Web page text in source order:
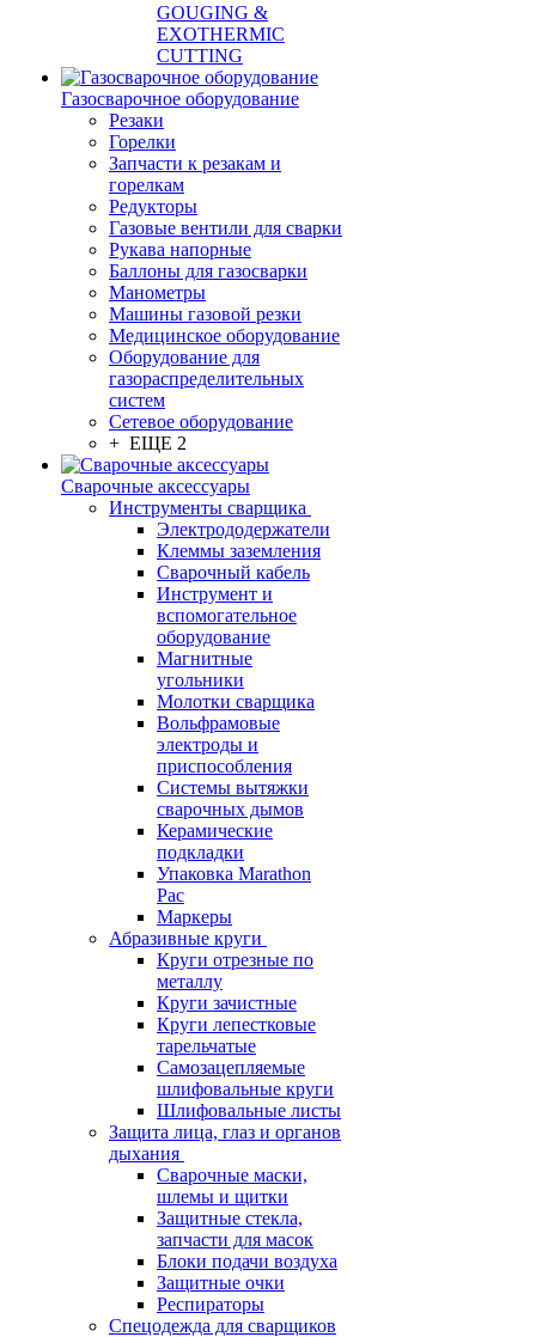
GOUGING &
EXOTHERMIC
CUTTING
Газосварочное оборудование
Резаки
Горелки
Запчасти к резакам и
горелкам
Редукторы
Газовые вентили для сварки
Рукава напорные
Баллоны для газосварки
Манометры
Машины газовой резки
Медицинское оборудование
Оборудование для
газораспределительных
систем
Сетевое оборудование
+ ЕЩЕ 2
Сварочные аксессуары
Инструменты сварщика
Электрододержатели
Клеммы заземления
Сварочный кабель
Инструмент и
вспомогательное
оборудование
Магнитные
угольники
Молотки сварщика
Вольфрамовые
электроды и
приспособления
Системы вытяжки
сварочных дымов
Керамические
подкладки
Упаковка Marathon
Pac
Маркеры
Абразивные круги
Круги отрезные по
металлу
Круги зачистные
Круги лепестковые
тарельчатые
Самозацепляемые
шлифовальные круги
Шлифовальные листы
Защита лица, глаз и органов
дыхания
Сварочные маски,
шлемы и щитки
Защитные стекла,
запчасти для масок
Блоки подачи воздуха
Защитные очки
Респираторы
Спецодежда для сварщиков